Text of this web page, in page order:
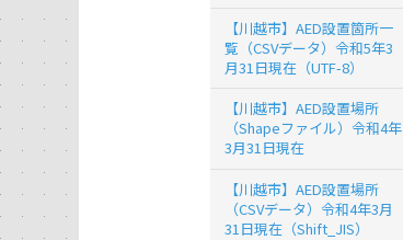
【川越市】AED設置箇所一
覧（CSVデータ）令和5年3
月31日現在（UTF-8）
【川越市】AED設置場所
（Shapeファイル）令和4年
3月31日現在
【川越市】AED設置場所
（CSVデータ）令和4年3月
31日現在（Shift_JIS）